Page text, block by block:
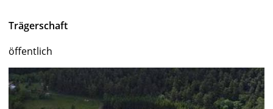
Trägerschaft
öffentlich